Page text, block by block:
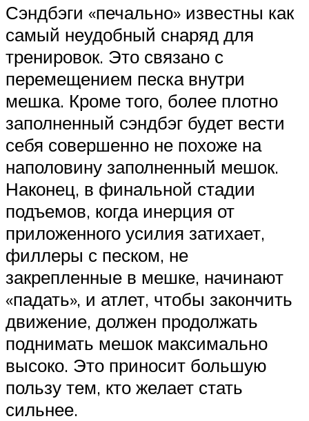
Сэндбэги «печально» известны как
самый неудобный снаряд для
тренировок. Это связано с
перемещением песка внутри
мешка. Кроме того, более плотно
заполненный сэндбэг будет вести
себя совершенно не похоже на
наполовину заполненный мешок.
Наконец, в финальной стадии
подъемов, когда инерция от
приложенного усилия затихает,
филлеры с песком, не
закрепленные в мешке, начинают
«падать», и атлет, чтобы закончить
движение, должен продолжать
поднимать мешок максимально
высоко. Это приносит большую
пользу тем, кто желает стать
сильнее.